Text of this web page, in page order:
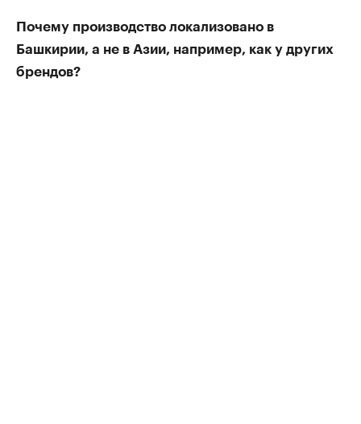
Почему производство локализовано в
Башкирии, а не в Азии, например, как у других
брендов?